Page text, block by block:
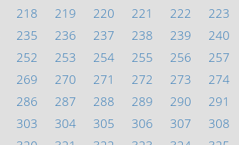
218 219 220 221 222 223
235 236 237 238 239 240
252 253 254 255 256 257
269 270 271 272 273 274
286 287 288 289 290 291
303 304 305 306 307 308